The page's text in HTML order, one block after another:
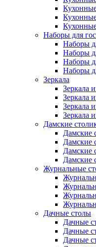
Наборы для
Наборы
Наборы
Наборы
Наборы
Зеркала
Зеркала
Зеркала
Зеркала
Зеркала
Дамские
Дамские
Дамские
Дамские
Дамские
Журнальные
Дачные столы
Дачные
Дачные
Дачные